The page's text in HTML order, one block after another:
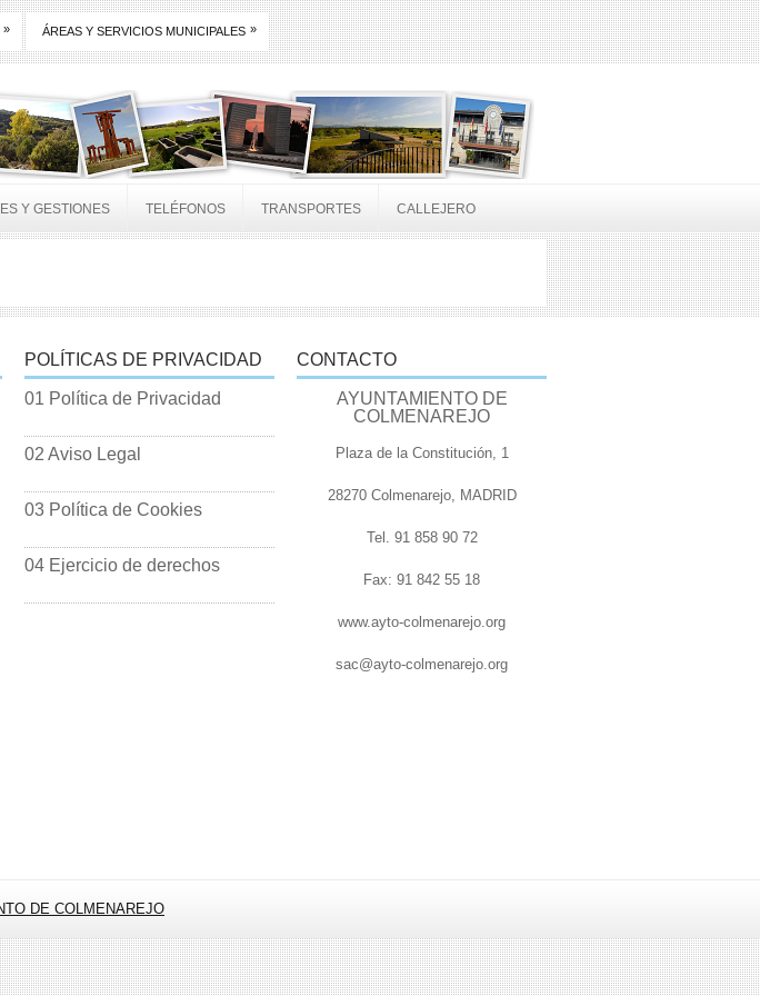
» ÁREAS Y SERVICIOS MUNICIPALES »
Y GESTIONES TELÉFONOS TRANSPORTES CALLEJERO
POLÍTICAS DE PRIVACIDAD
01 Política de Privacidad
02 Aviso Legal
03 Política de Cookies
04 Ejercicio de derechos
CONTACTO
AYUNTAMIENTO DE
COLMENAREJO
Plaza de la Constitución, 1
28270 Colmenarejo, MADRID
Tel. 91 858 90 72
Fax: 91 842 55 18
www.ayto-colmenarejo.org
sac@ayto-colmenarejo.org
DE COLMENAREJO